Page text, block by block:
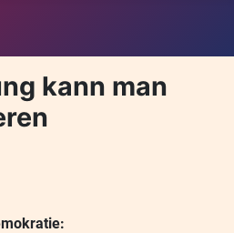
kann man